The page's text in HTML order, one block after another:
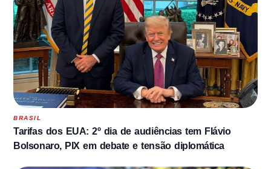
BRASIL
Tarifas dos EUA: 2º dia de audiências tem Flávio
Bolsonaro, PIX em debate e tensão diplomática